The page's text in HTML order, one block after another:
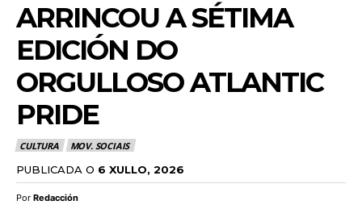
ARRINCOU A SÉTIMA
EDICIÓN DO
ORGULLOSO ATLANTIC
PRIDE
CULTURA MOV. SOCIAIS
PUBLICADA O 6 XULLO, 2026
Por Redacción